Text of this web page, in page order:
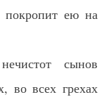
покропит ею на
сынов
во всех грехах